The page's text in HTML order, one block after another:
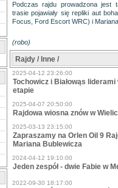
Podczas rajdu prowadzona jest
trasie pojawiały się repliki aut
Focus, Ford Escort WRC) i
(robo)
Rajdy / Inne /
2025-04-12 23:26:00
Tochowicz i Białowąs
etapie
2025-04-07 20:50:00
Rajdowa wiosna znów w
2025-03-13 23:15:00
Zapraszamy na Orlen Oil 9
Mariana Bublewicza
2024-04-12 19:10:00
Jeden zespół - dwie Fabie w
2022-09-30 18:17:00